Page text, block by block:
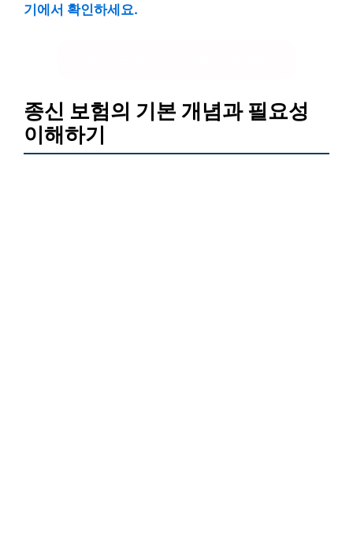
기에서 확인하세요.
종신 보험의 기본 개념과 필요성
이해하기